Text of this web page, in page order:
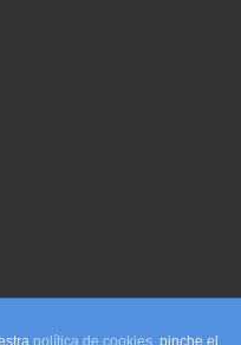
política de cookies , pinche el